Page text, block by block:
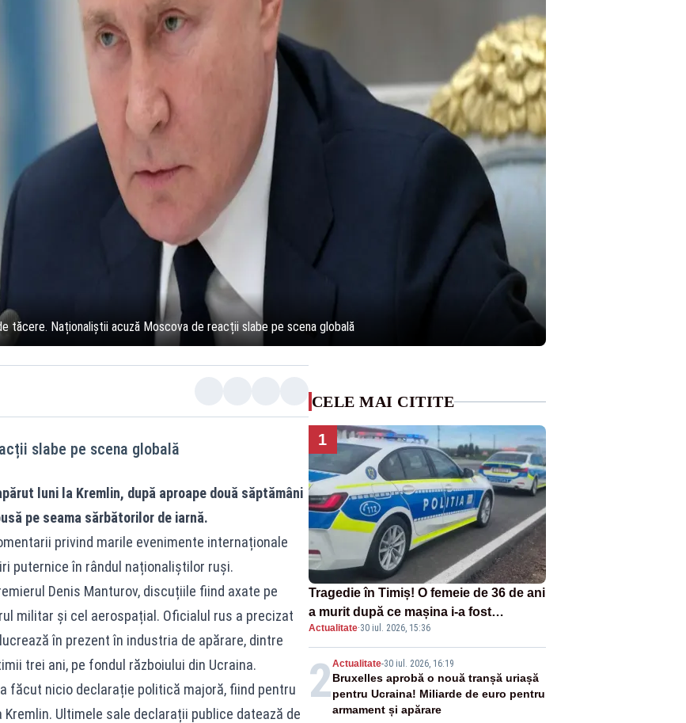
tăcere. Naționaliștii acuză Moscova de reacții slabe pe scena globală
slabe pe scena globală
luni la Kremlin, după aproape două săptămâni
pe seama sărbătorilor de iarnă.
privind marile evenimente internaționale
puternice în rândul naționaliștilor ruși.
Denis Manturov, discuțiile fiind axate pe
militar și cel aerospațial. Oficialul rus a precizat
în prezent în industria de apărare, dintre
trei ani, pe fondul războiului din Ucraina.
făcut nicio declarație politică majoră, fiind pentru
Ultimele sale declarații publice datează de
CELE MAI CITITE
1
Tragedie în Timiș! O femeie de 36 de ani
a murit după ce mașina i-a fost
spulberată de tren
Actualitate·30 iul. 2026, 15:36
2Actualitate-30 iul. 2026, 16:19
Bruxelles aprobă o nouă tranșă uriașă
pentru Ucraina! Miliarde de euro pentru
armament și apărare